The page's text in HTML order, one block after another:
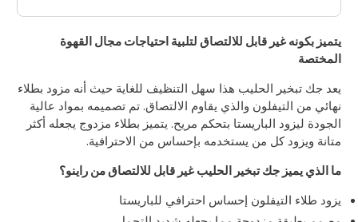
يتميز بكونه غير قابل للالتصاق لتلبية احتياجات مجال القهوة
المختصة
يعد جك تبخير الحليب هذا سهل التنظيف للغاية حيث أنه مزود بطلاء
نهائي من التيفلون والذي يقاوم الالتصاق. تم تصميمه بمواد عالية
الجودة ليزود الباريستا بتحكم مريح. يتميز بطلاء مزدوج يجعله أكثر
متانة ويزود كل من يستخدمه بإحساس من الاحترافية.
ما الذي يميز جك تبخير الحليب غير قابل للالتصاق من راينو؟
يزود طلاء التيفلون إحساس احترافي للباريستا